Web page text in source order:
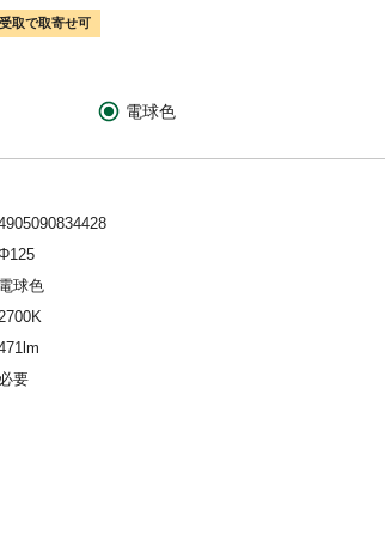
取で取寄せ可
電球色
電球色
必要